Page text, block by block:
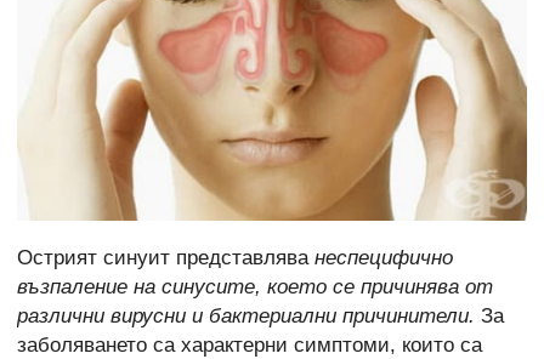
Острият синуит представлява неспецифично
възпаление на синусите, което се причинява от
различни вирусни и бактериални причинители. За
заболяването са характерни симптоми, които са